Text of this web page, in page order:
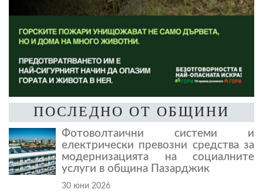
ПОСЛЕДНО ОТ ОБЩИНИ
Фотоволтаични системи и
електрически превозни средства за
модернизацията на социалните
услуги в община Пазарджик
30 юни 2026